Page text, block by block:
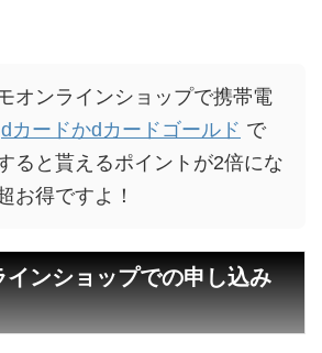
オンラインショップで携帯電
dカードかdカードゴールド で
ると貰えるポイントが2倍にな
お得ですよ！
インショップでの申し込み